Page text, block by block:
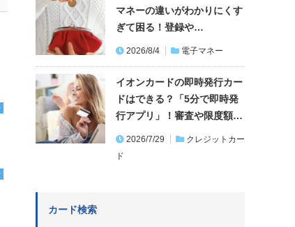
マネーの違いがわかりにくす
ぎて困る！登録や…
2026/8/4 電子マネー
イオンカードの即時発行カー
ドはできる？「5分で即時発
行アプリ」！審査や限度額…
2026/7/29
クレジットカー
ド
カード検索